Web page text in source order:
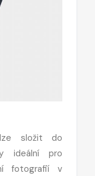
složit do
ideální pro
fotografií v